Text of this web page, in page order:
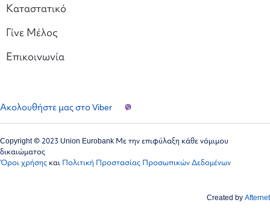
Καταστατικό
Γίνε Μέλος
Επικοινωνία
Ακολουθήστε μας στο Viber
Copyright © 2023 Union Eurobank Με την επιφύλαξη κάθε νόμιμου
δικαιώματος
Όροι χρήσης και Πολιτική Προστασίας Προσωπικών Δεδομένων
Created byAfternet